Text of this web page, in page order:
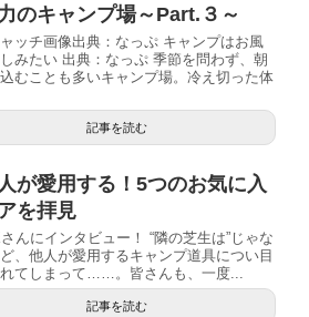
のキャンプ場～Part.３～
ッチ画像出典：なっぷ キャンプはお風
みたい 出典：なっぷ 季節を問わず、朝
むことも多いキャンプ場。冷え切った体
記事を読む
が愛用する！5つのお気に入
を拝見
んにインタビュー！ “隣の芝生は”じゃな
、他人が愛用するキャンプ道具につい目
てしまって……。皆さんも、一度...
記事を読む